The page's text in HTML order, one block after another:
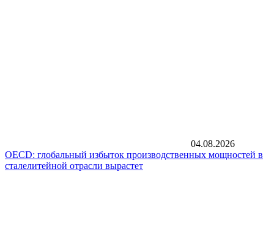
04.08.2026
OECD: глобальный избыток производственных мощностей в
сталелитейной отрасли вырастет